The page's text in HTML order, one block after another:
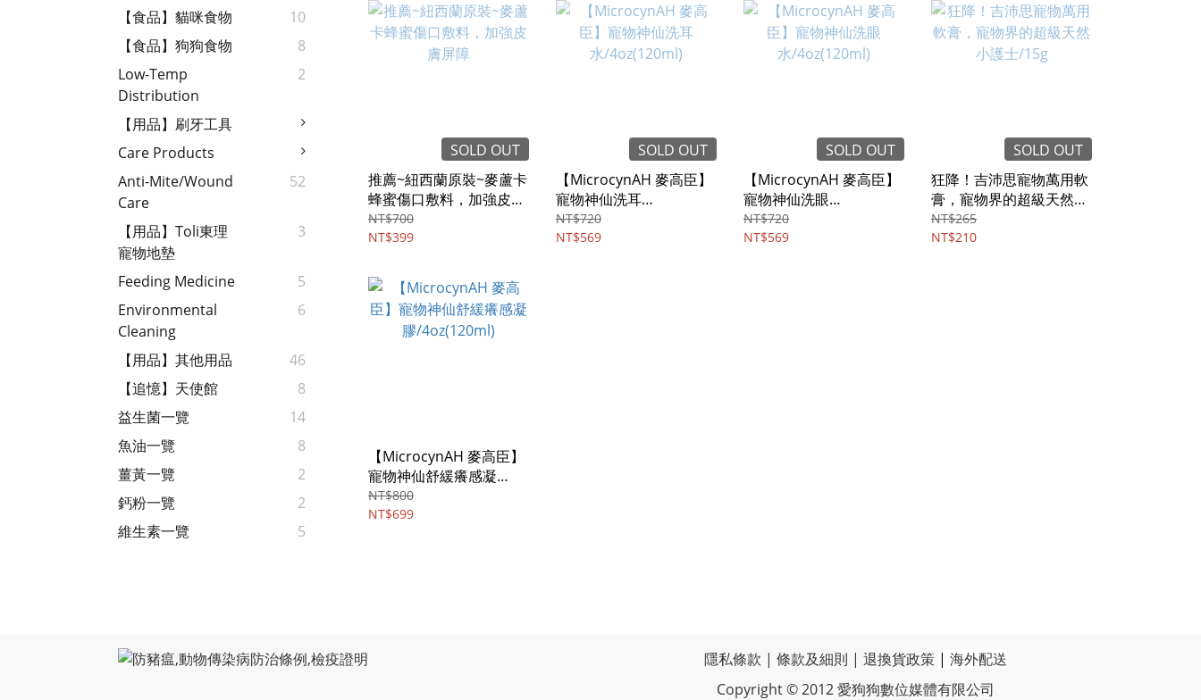
【食品】貓咪食物
10
【食品】狗狗食物
8
Low-Temp
Distribution
2
【用品】刷牙工具
Care Products
Anti-Mite/wound
Care
52
【用品】Toli東理
寵物地墊
3
Feeding Medicine
5
Environmental
Cleaning
6
【用品】其他用品
46
【追憶】天使館
8
益生菌一覽
14
魚油一覽
8
薑黃一覽
2
鈣粉一覽
2
維生素一覽
5
SOLD OUT
推薦~紐西蘭原裝~麥蘆卡
蜂蜜傷口敷料，加強皮膚
屏障
NT$700
NT$399
SOLD OUT
【MicrocynAH 麥高臣】
寵物神仙洗耳
水/4oz(120ml)
NT$720
NT$569
SOLD OUT
【MicrocynAH 麥高臣】
寵物神仙洗眼
水/4oz(120ml)
NT$720
NT$569
SOLD OUT
狂降！吉沛思寵物萬用軟
膏，寵物界的超級天然小
護士/15g
NT$265
NT$210
【MicrocynAH 麥高臣】
寵物神仙舒緩癢感凝
膠/4oz(120ml)
NT$800
NT$699
隱私條款 | 條款及細則 | 退換貨政策 | 海外配送
Copyright © 2012 愛狗狗數位媒體有限公司